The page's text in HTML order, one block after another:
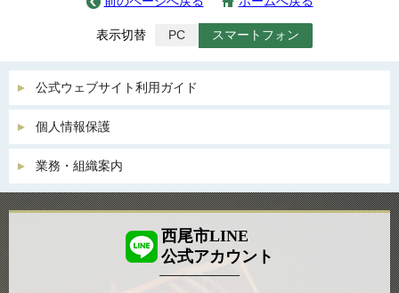
表示切替 PC スマートフォン
公式ウェブサイト利用ガイド
個人情報保護
業務・組織案内
西尾市LINE
公式アカウント